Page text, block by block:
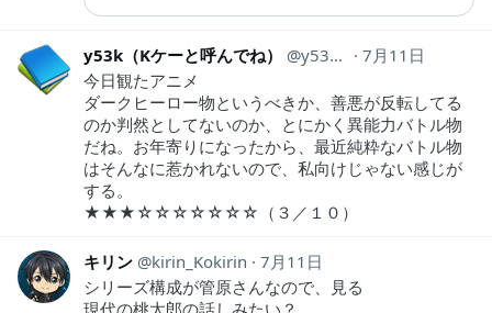
y53k（Kケーと呼んでね） y53k_tw
7月11日
今日観たアニメ
ダークヒーロー物というべきか、善悪が反転してる
のか判然としてないのか、とにかく異能力バトル物
だね。お年寄りになったから、最近純粋なバトル物
はそんなに惹かれないので、私向けじゃない感じが
する。
★★★☆☆☆☆☆☆☆（３／１０）
キリン kirin_Kokirin
7月11日
シリーズ構成が管原さんなので、見る